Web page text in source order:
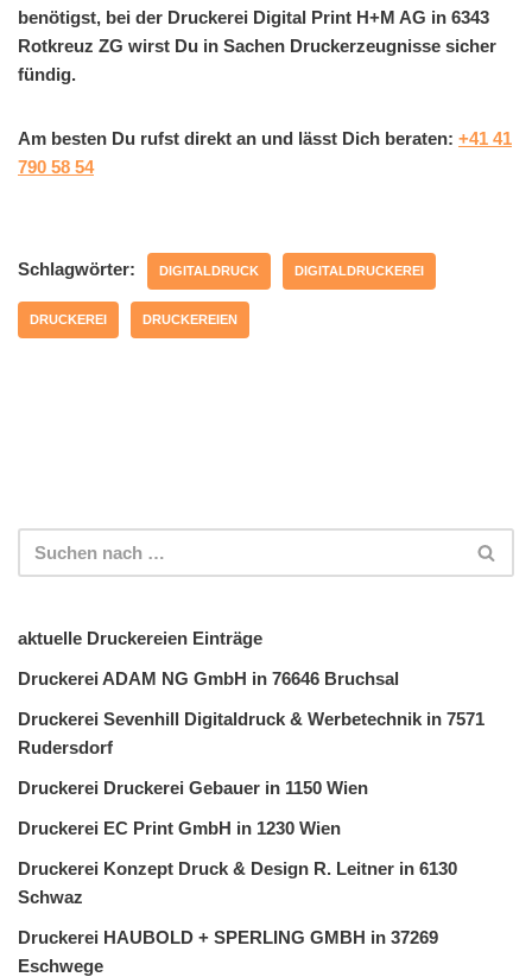
benötigst, bei der Druckerei Digital Print H+M AG in 6343
Rotkreuz ZG wirst Du in Sachen Druckerzeugnisse sicher
fündig.
Am besten Du rufst direkt an und lässt Dich beraten: +41 41
790 58 54
Schlagwörter: DIGITALDRUCK DIGITALDRUCKEREI
DRUCKEREI DRUCKEREIEN
aktuelle Druckereien Einträge
Druckerei ADAM NG GmbH in 76646 Bruchsal
Druckerei Sevenhill Digitaldruck & Werbetechnik in 7571
Rudersdorf
Druckerei Druckerei Gebauer in 1150 Wien
Druckerei EC Print GmbH in 1230 Wien
Druckerei Konzept Druck & Design R. Leitner in 6130
Schwaz
Druckerei HAUBOLD + SPERLING GMBH in 37269
Eschwege